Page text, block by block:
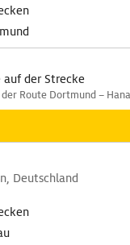
auf der Strecke
Route Dortmund –
Deutschland